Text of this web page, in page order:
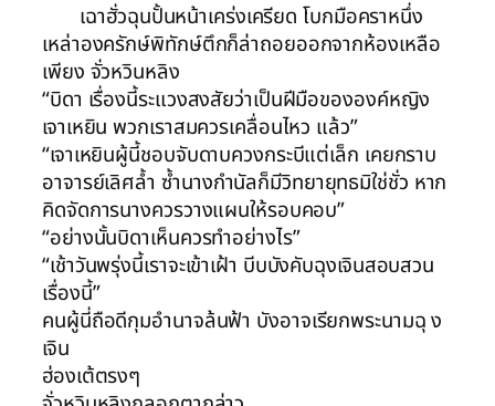
เฉาฮั่วฉุนปั้นหน้าเคร่งเครียด โบกมือคราหนึ่ง
เหล่าองครักษ์พิทักษ์ตึกก็ล่าถอยออกจากห้องเหลือ
เพียง จั่วหวินหลิง
“บิดา เรื่องนี้ระแวงสงสัยว่าเป็นฝีมือขององค์หญิง
เจาเหยิน พวกเราสมควรเคลื่อนไหว แล้ว”
“เจาเหยินผู้นี้ชอบจับดาบควงกระบีแต่เล็ก เคยกราบ
อาจารย์เลิศล้ำ ซ้ำนางกำนัลก็มีวิทยายุทธมิใช่ชั่ว หาก
คิดจัดการนางควรวางแผนให้รอบคอบ”
“อย่างนั้นบิดาเห็นควรทำอย่างไร”
“เช้าวันพรุ่งนี้เราจะเข้าเฝ้า บีบบังคับฉุงเจินสอบสวน
เรื่องนี้”
คนผู้นี่ถือดีกุมอำนาจล้นฟ้า บังอาจเรียกพระนามฉุ ง
เจิน
ฮ่องเต้ตรงๆ